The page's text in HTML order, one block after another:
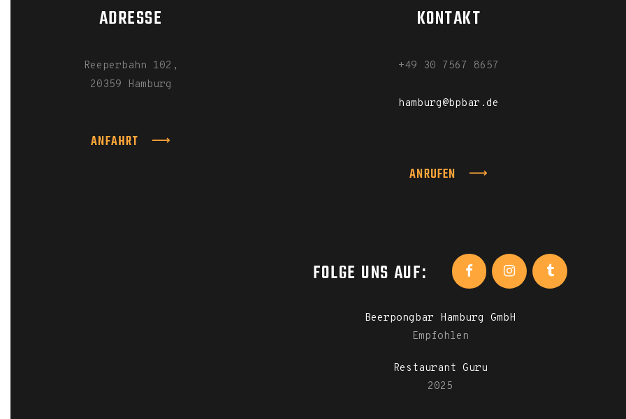
ADRESSE
Reeperbahn 102,
20359 Hamburg
ANFAHRT
KONTAKT
+49 30 7567 8657
hamburg@bpbar.de
ANRUFEN
FOLGE UNS AUF:
Beerpongbar Hamburg GmbH
Empfohlen
Restaurant Guru
2025